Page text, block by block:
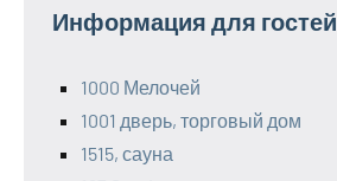
Информация для гостей
1000 Мелочей
1001 дверь, торговый дом
1515, сауна